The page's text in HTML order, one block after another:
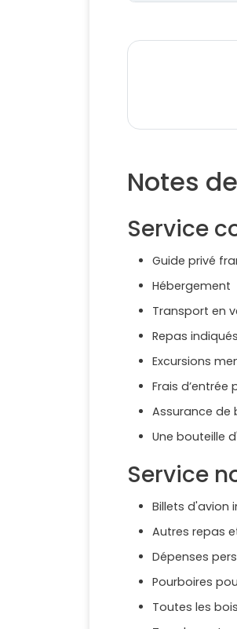
Notes
Service
Guide privé
Hébergement
Transport en
Repas
Excursions
Frais d’entrée
Assurance de
Une bouteille
Service
Billets d'avion
Autres repas
Dépenses
Pourboires
Toutes les